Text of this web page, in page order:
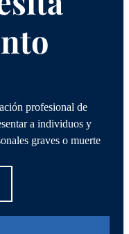
profesional de
a individuos y
graves o muerte